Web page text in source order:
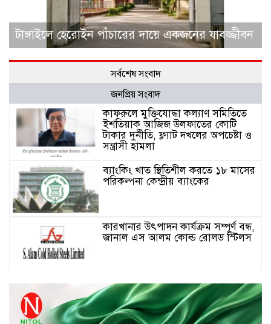
টাঙ্গাইলে হেরোইন পাঁচারের দায়ে একজনের যাবজ্জীবন
সর্বশেষ সংবাদ
জনপ্রিয় সংবাদ
কাফরুলে মুক্তিযোদ্ধা কল্যাণ সমিতিতে
ইশতিয়াক আজিজ উলফাতের কোটি
টাকার দুর্নীতি, ফ্ল্যাট দখলের অপচেষ্টা ও
সন্ত্রাসী হামলা
ব্যাংকিং খাত স্থিতিশীল করতে ১৮ মাসের
পরিকল্পনা কেন্দ্রীয় ব্যাংকের
কারখানার উৎপাদন কার্যক্রম সম্পূর্ণ বন্ধ,
জানাল এস আলম কোল্ড রোলড স্টিলস
দীর্ঘস্থায়ী ৭,৫০০ এমএএইচ ব্যাটারি
এবং শক্তিশালী গরিলা গ্লাস ৭আই সুরক্ষা
নিয়ে শাওমি উন্মোচন করল নতুন রেডমি
১৭